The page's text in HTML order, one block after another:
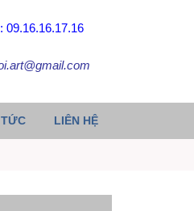
09.16.16.17.16
LIÊN HỆ